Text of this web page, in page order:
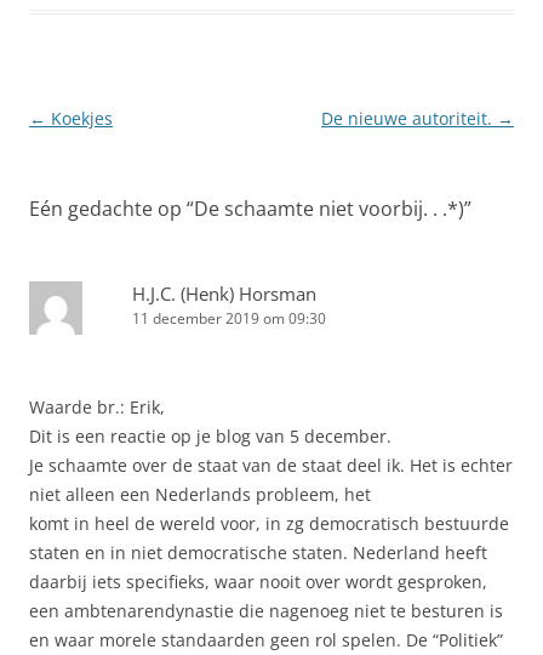
Berichtnavigatie
← Koekjes De nieuwe autoriteit. →
Eén gedachte op “De schaamte niet voorbij. . .*)”
H.J.C. (Henk) Horsman
11 december 2019 om 09:30
Waarde br.: Erik,
Dit is een reactie op je blog van 5 december.
Je schaamte over de staat van de staat deel ik. Het is echter
niet alleen een Nederlands probleem, het
komt in heel de wereld voor, in zg democratisch bestuurde
staten en in niet democratische staten. Nederland heeft
daarbij iets specifieks, waar nooit over wordt gesproken,
een ambtenarendynastie die nagenoeg niet te besturen is
en waar morele standaarden geen rol spelen. De “Politiek”